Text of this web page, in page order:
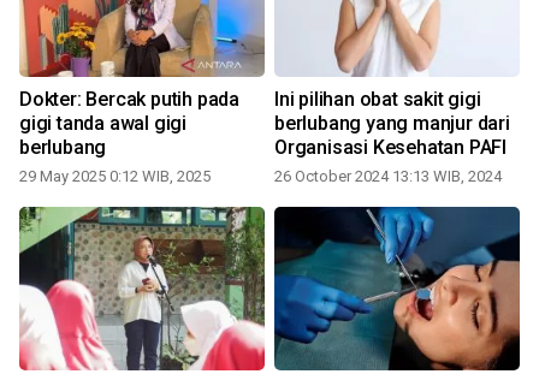
Dokter: Bercak putih pada
gigi tanda awal gigi
berlubang
29 May 2025 0:12 WIB, 2025
Ini pilihan obat sakit gigi
berlubang yang manjur dari
Organisasi Kesehatan PAFI
26 October 2024 13:13 WIB, 2024